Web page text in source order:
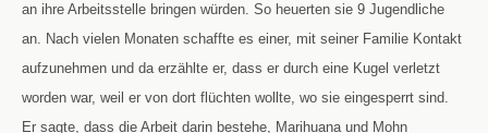
an ihre Arbeitsstelle bringen würden. So heuerten sie 9 Jugendliche
an. Nach vielen Monaten schaffte es einer, mit seiner Familie Kontakt
aufzunehmen und da erzählte er, dass er durch eine Kugel verletzt
worden war, weil er von dort flüchten wollte, wo sie eingesperrt sind.
Er sagte, dass die Arbeit darin bestehe, Marihuana und Mohn